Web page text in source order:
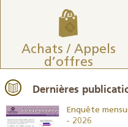
Achats / Appels
d’offres
Dernières
Enquête
- 2026